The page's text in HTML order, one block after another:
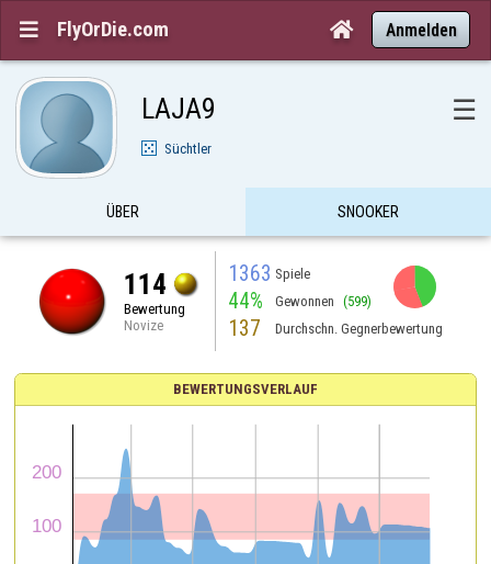
 FlyOrDie.com  Anmelden
LAJA9 ☰
Süchtler
ÜBER SNOOKER
114
Bewertung
Novize
1363 Spiele
44% Gewonnen (599)
137 Durchschn. Gegnerbewertung
BEWERTUNGSVERLAUF